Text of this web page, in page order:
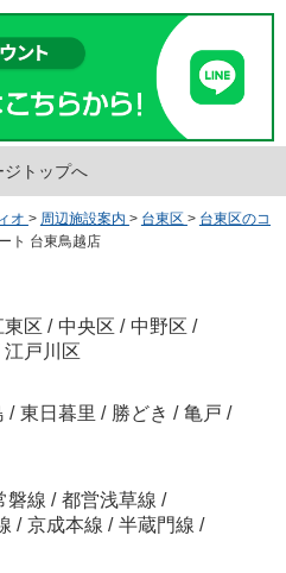
ジトップへ
オ > 周辺施設案内 > 台東区 > 台東区のコ
ト 台東鳥越店
東区 / 中央区 / 中野区 /
江戸川区
/ 東日暮里 / 勝どき / 亀戸 /
磐線 / 都営浅草線 /
/ 京成本線 / 半蔵門線 /